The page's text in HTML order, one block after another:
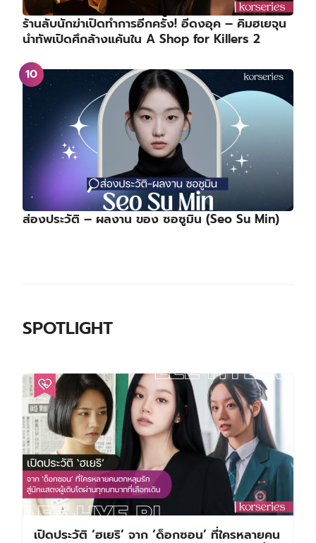
ร้านลับนักฆ่าเปิดทำการอีกครั้ง! อีดงอุค – คิมฮเยจุน
นำทัพเปิดศึกล้างแค้นใน A Shop for Killers 2
ส่องประวัติ – ผลงาน ของ ซอซูมิน (Seo Su Min)
SPOTLIGHT
เปิดประวัติ ‘ฮเยริ’ จาก ‘ด็อกซอน’ ที่ใครหลายคน